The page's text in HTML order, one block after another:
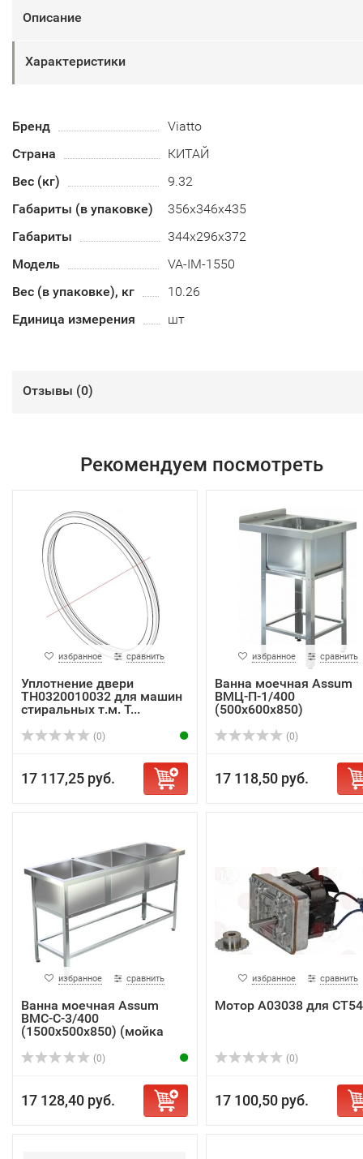
Описание
Характеристики
Бренд
Viatto
Страна
КИТАЙ
Вес (кг)
9.32
Габариты (в упаковке)
356х346х435
Габариты
344х296х372
Модель
VA-IM-1550
Вес (в упаковке), кг
10.26
Единица измерения
шт
Отзывы (0)
Рекомендуем посмотреть
избранное сравнить
Уплотнение двери
TH0320010032 для машин
стиральных т.м. T...
(0)
17 117,25 руб.
избранное сравнить
Ванна моечная Assum
ВМЦ-П-1/400
(500х600х850)
(0)
17 118,50 руб.
избранное сравнить
Ванна моечная Assum
ВМС-С-3/400
(1500х500х850) (мойка
AIS...
(0)
17 128,40 руб.
избранное сравнить
Мотор A03038 для
(0)
17 100,50 руб.